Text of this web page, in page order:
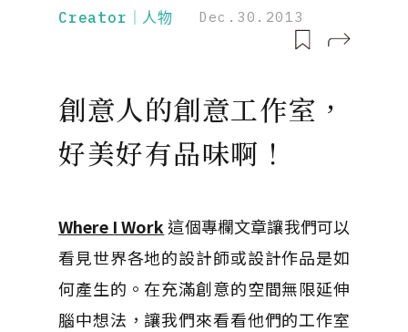
Creator｜人物 Dec.30.2013
創意人的創意工作室，
好美好有品味啊！
Where I Work 這個專欄文章讓我們可以
看見世界各地的設計師或設計作品是如
何產生的。在充滿創意的空間無限延伸
腦中想法，讓我們來看看他們的工作室